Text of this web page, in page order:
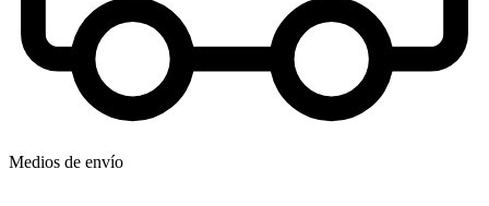
Medios de envío